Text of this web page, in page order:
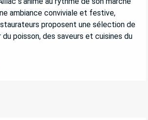
ambiance conviviale et festive,
proposent une sélection de
poisson, des saveurs et cuisines du